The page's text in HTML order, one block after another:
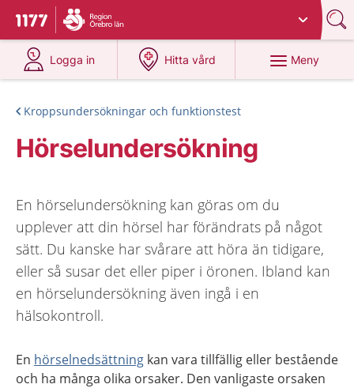
Till startsidan för 1177
Du har valt region
Logga in
på 1177.se
Hitta vård
på 1177.se
Meny
Kroppsundersökningar och funktionstest
Hörselundersökning
En hörselundersökning kan göras om du
upplever att din hörsel har förändrats på något
sätt. Du kanske har svårare att höra än tidigare,
eller så susar det eller piper i öronen. Ibland kan
en hörselundersökning även ingå i en
hälsokontroll.
En hörselnedsättning kan vara tillfällig eller bestående
och ha många olika orsaker. Den vanligaste orsaken